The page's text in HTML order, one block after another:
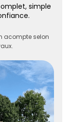
simple
acompte selon